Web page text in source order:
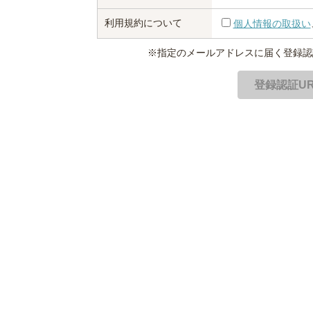
利用規約について 個人情報の取扱い
※指定のメールアドレスに届く登録